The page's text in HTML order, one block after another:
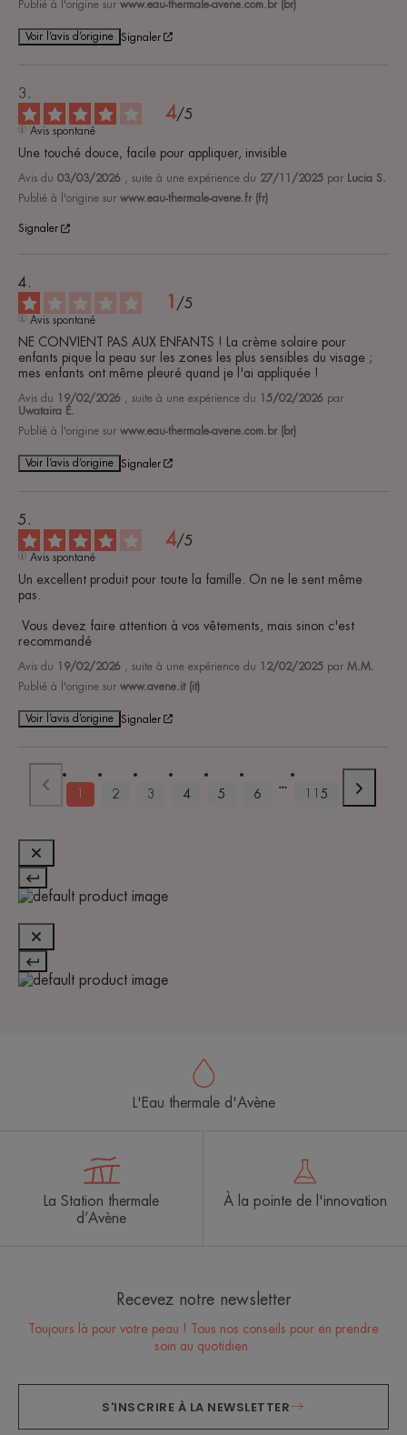
Publié à l'origine sur www.eau-thermale-avene.com.br (br)
Voir l’avis d’origine Signaler
4/5
Avis spontané
Une touché douce, facile pour appliquer, invisible
Avis du 03/03/2026 , suite à une expérience du 27/11/2025 par Lucia S.
Publié à l'origine sur www.eau-thermale-avene.fr (fr)
Signaler
1 /5
Avis spontané
NE CONVIENT PAS AUX ENFANTS ! La crème solaire pour
enfants pique la peau sur les zones les plus sensibles du visage ;
mes enfants ont même pleuré quand je l'ai appliquée !
Avis du 19/02/2026 , suite à une expérience du 15/02/2026 par
Uwataira É.
Publié à l'origine sur www.eau-thermale-avene.com.br (br)
Voir l’avis d’origine Signaler
4/5
Avis spontané
Un excellent produit pour toute la famille. On ne le sent même
pas.
recommandé
Avis du 19/02/2026 , suite à une expérience du 12/02/2025 par M.M.
Publié à l'origine sur www.avene.it (it)
Voir l’avis d’origine Signaler
2 3 4 5 6 115
L'Eau thermale d'Avène
La Station thermale
d’Avène
À la pointe de l'innovation
Recevez notre newsletter
Toujours là pour votre peau ! Tous nos conseils pour en prendre
soin au quotidien.
S'INSCRIRE À LA NEWSLETTER